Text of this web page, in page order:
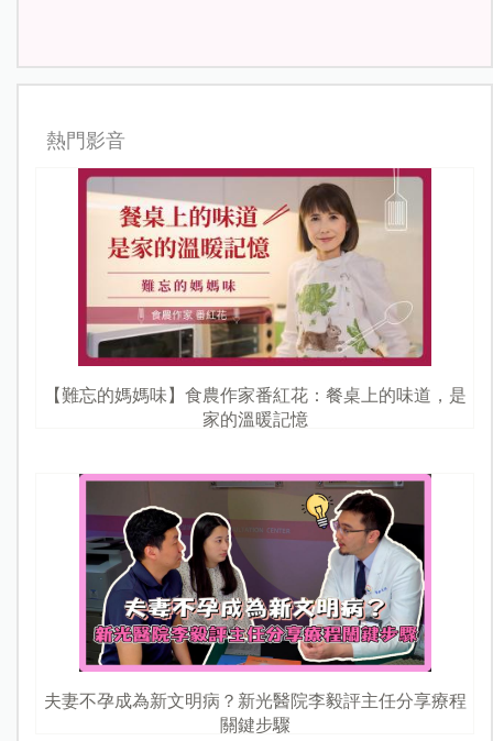
熱門影音
【難忘的媽媽味】食農作家番紅花：餐桌上的味道，是
家的溫暖記憶
夫妻不孕成為新文明病？新光醫院李毅評主任分享療程
關鍵步驟